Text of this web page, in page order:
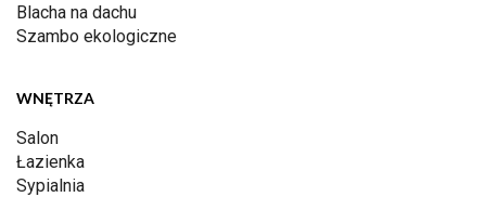
Blacha na dachu
Szambo ekologiczne
WNĘTRZA
Salon
Łazienka
Sypialnia